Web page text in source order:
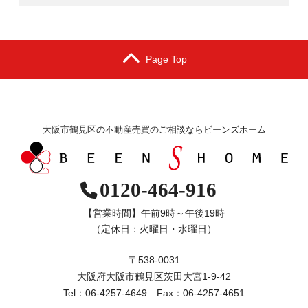
Page Top
大阪市鶴見区の不動産売買のご相談ならビーンズホーム
0120-464-916
【営業時間】午前9時～午後19時
（定休日：火曜日・水曜日）
〒538-0031
大阪府大阪市鶴見区茨田大宮1-9-42
Tel：06-4257-4649 Fax：06-4257-4651